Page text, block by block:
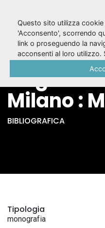
Tutte le
Luigi
Milano :
BIBLIOGRAFICA
Tipologia
monografia
Questo sito utilizza
'Acconsento', scorrendo
link o proseguendo la
acconsenti al loro utilizzo.